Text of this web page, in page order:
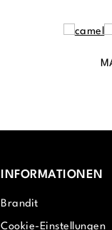
INFORMATIONEN
Brandit
Cookie-Einstellungen